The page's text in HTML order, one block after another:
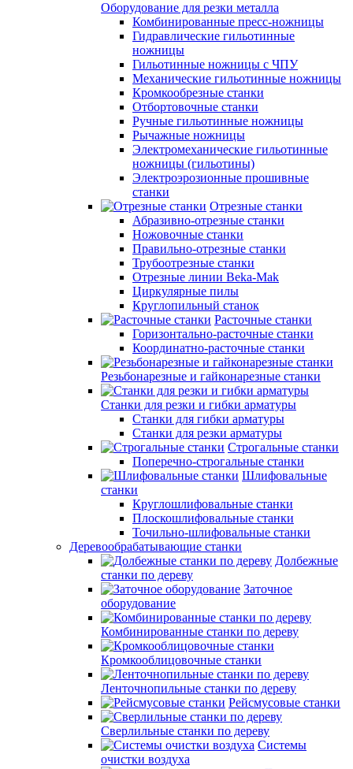
Оборудование для резки металла
Комбинированные пресс-ножницы
Гидравлические гильотинные
ножницы
Гильотинные ножницы с ЧПУ
Механические гильотинные ножницы
Кромкообрезные станки
Отбортовочные станки
Ручные гильотинные ножницы
Рычажные ножницы
Электромеханические гильотинные
ножницы (гильотины)
Электроэрозионные прошивные
станки
Отрезные станки
Абразивно-отрезные станки
Ножовочные станки
Правильно-отрезные станки
Трубоотрезные станки
Отрезные линии Beka-Mak
Циркулярные пилы
Круглопильный станок
Расточные станки
Горизонтально-расточные станки
Координатно-расточные станки
Резьбонарезные и гайконарезные станки
Станки для резки и гибки арматуры
Станки для гибки арматуры
Станки для резки арматуры
Строгальные станки
Поперечно-строгальные станки
Шлифовальные
станки
Круглошлифовальные станки
Плоскошлифовальные станки
Точильно-шлифовальные станки
Деревообрабатывающие станки
Долбежные
станки по дереву
Заточное
оборудование
Комбинированные станки по дереву
Кромкооблицовочные станки
Ленточнопильные станки по дереву
Рейсмусовые станки
Сверлильные станки по дереву
Системы
очистки воздуха